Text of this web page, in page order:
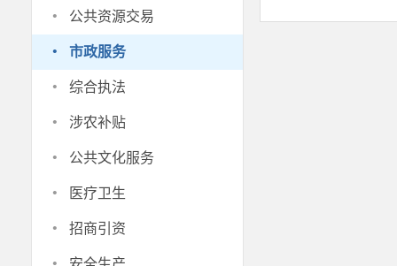
· 公共资源交易
· 市政服务
· 综合执法
· 涉农补贴
· 公共文化服务
· 医疗卫生
· 招商引资